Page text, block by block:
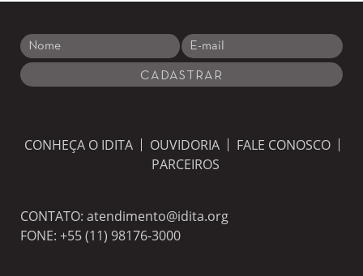
CONHEÇA O IDITA OUVIDORIA
FALE CONOSCO
PARCEIROS
CONTATO: atendimento@idita.org
FONE: +55 (11) 98176-3000